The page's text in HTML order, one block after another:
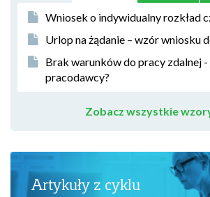
Wniosek o indywidualny rozkład
Urlop na żądanie – wzór wniosku
Brak warunków do pracy zdalnej -
pracodawcy?
Zobacz wszystkie
Artykuły z cyklu